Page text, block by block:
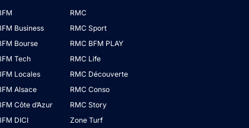
Business
Bourse
Tech
Locales
Alsace
Côte d’Azur
DICI
RMC
RMC Sport
RMC BFM PLAY
RMC Life
RMC Découverte
RMC Conso
RMC Story
Zone Turf